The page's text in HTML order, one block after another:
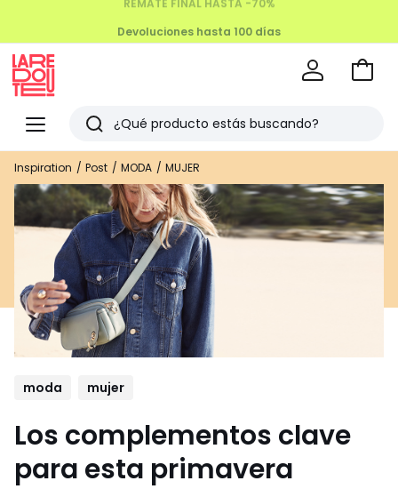
Menu
Redoute
Buscar
Últimos
artículos
vistos
Ir
Inspiration Post MODA MUJER
moda mujer
Los complementos clave
para esta primavera